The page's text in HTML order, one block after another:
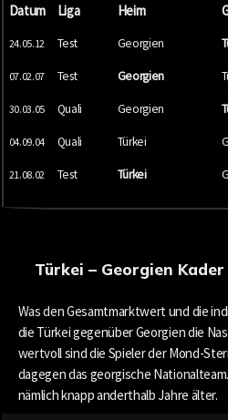
Datum Liga Heim
24.05.12 Test Georgien
07.02.07 Test Georgien
30.03.05 Quali Georgien
04.09.04 Quali Türkei
21.08.02 Test Türkei
Türkei – Georgien
Was den Gesamtmarktwert und die
die Türkei gegenüber Georgien die
wertvoll sind die Spieler der Mond-
dagegen das georgische
nämlich knapp anderthalb Jahre älter.